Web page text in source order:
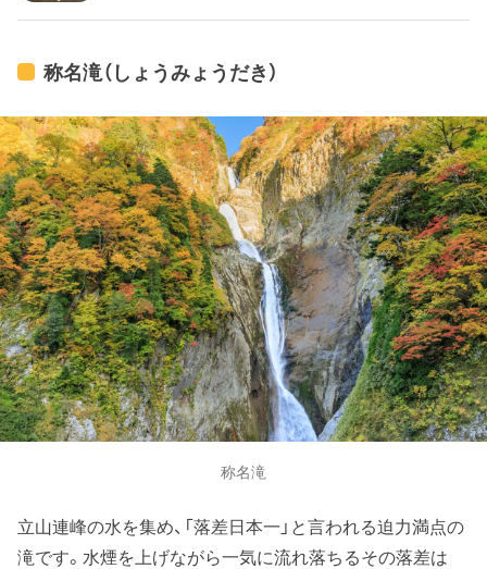
称名滝（しょうみょうだき）
称名滝
立山連峰の水を集め、「落差日本一」と言われる迫力満点の
滝です。水煙を上げながら一気に流れ落ちるその落差は